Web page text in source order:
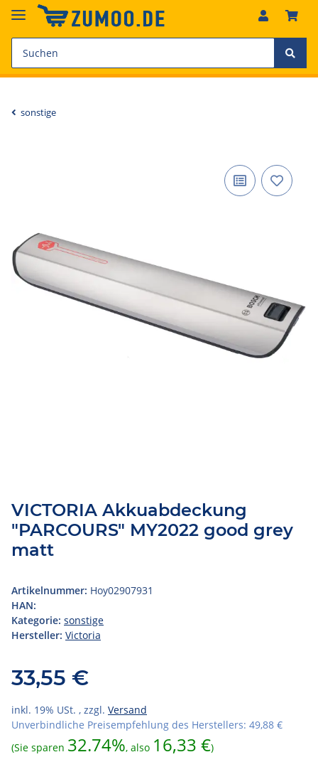
sonstige
VICTORIA Akkuabdeckung
"PARCOURS" MY2022 good grey
matt
Artikelnummer: Hoy02907931
HAN:
Kategorie: sonstige
Hersteller: Victoria
33,55 €
inkl. 19% USt. , zzgl. Versand
Unverbindliche Preisempfehlung des Herstellers: 49,88 €
(Sie sparen 32.74%, also 16,33 €)